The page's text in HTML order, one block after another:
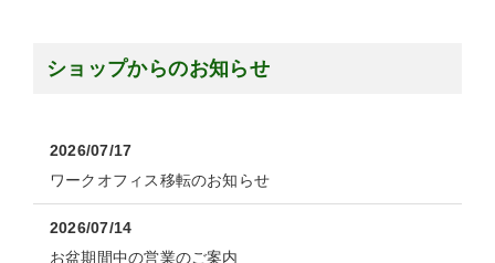
ショップからのお知らせ
2026/07/17
ワークオフィス移転のお知らせ
2026/07/14
お盆期間中の営業のご案内